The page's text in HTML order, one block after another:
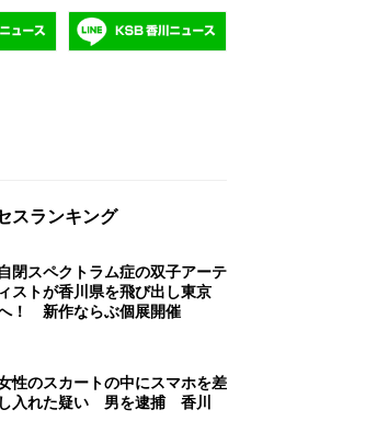
スランキング
自閉スペクトラム症の双子アーテ
ィストが香川県を飛び出し東京
！ 新作ならぶ個展開催
性のスカートの中にスマホを差
し入れた疑い 男を逮捕 香川